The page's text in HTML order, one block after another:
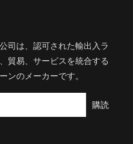
司は、認可された輸出入ラ
貿易、サービスを統合する
ンのメーカーです。
購読